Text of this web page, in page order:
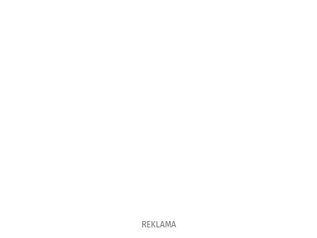
REKLAMA